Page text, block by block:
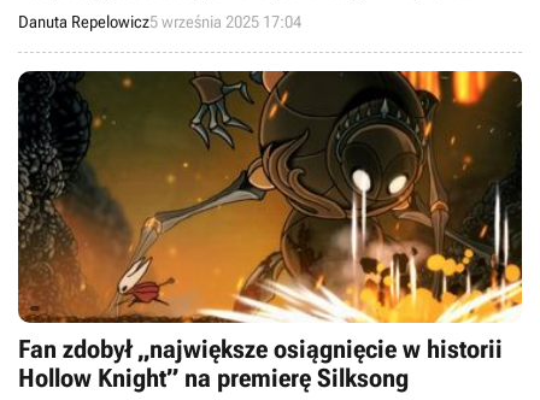
aktywnie wspiera osoby dotknięte depresją, a także pomaga w
poszukiwaniach zaginionych.
Danuta Repelowicz5 września 2025 17:04
Fan zdobył „największe osiągnięcie w historii
Hollow Knight” na premierę Silksong